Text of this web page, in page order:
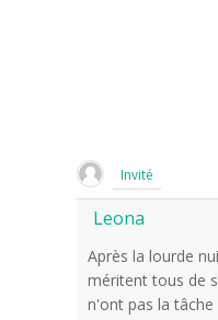
Invité
Leona
Après la lourde
méritent tous de
n'ont pas la